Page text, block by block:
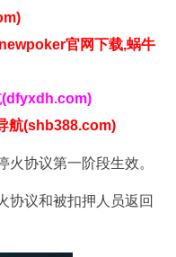
官网下载,蜗牛
(dfyxdh.com)
航(shb388.com)
协议第一阶段生效。
议和被扣押人员返回